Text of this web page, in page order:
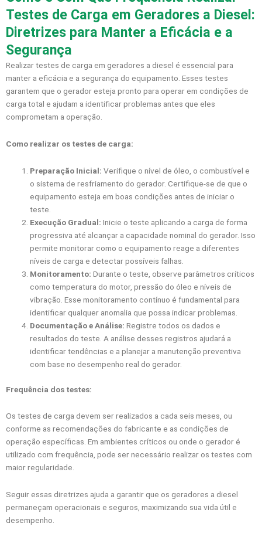
Testes de Carga em Geradores a Diesel:
Diretrizes para Manter a Eficácia e a
Segurança
Realizar testes de carga em geradores a diesel é essencial para
manter a eficácia e a segurança do equipamento. Esses testes
garantem que o gerador esteja pronto para operar em condições de
carga total e ajudam a identificar problemas antes que eles
comprometam a operação.
Como realizar os testes de carga:
Preparação Inicial: Verifique o nível de óleo, o combustível e
o sistema de resfriamento do gerador. Certifique-se de que o
equipamento esteja em boas condições antes de iniciar o
teste.
Execução Gradual: Inicie o teste aplicando a carga de forma
progressiva até alcançar a capacidade nominal do gerador. Isso
permite monitorar como o equipamento reage a diferentes
níveis de carga e detectar possíveis falhas.
Monitoramento: Durante o teste, observe parâmetros críticos
como temperatura do motor, pressão do óleo e níveis de
vibração. Esse monitoramento contínuo é fundamental para
identificar qualquer anomalia que possa indicar problemas.
Documentação e Análise: Registre todos os dados e
resultados do teste. A análise desses registros ajudará a
identificar tendências e a planejar a manutenção preventiva
com base no desempenho real do gerador.
Frequência dos testes:
Os testes de carga devem ser realizados a cada seis meses, ou
conforme as recomendações do fabricante e as condições de
operação específicas. Em ambientes críticos ou onde o gerador é
utilizado com frequência, pode ser necessário realizar os testes com
maior regularidade.
Seguir essas diretrizes ajuda a garantir que os geradores a diesel
permaneçam operacionais e seguros, maximizando sua vida útil e
desempenho.